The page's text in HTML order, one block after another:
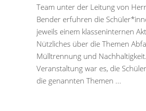
Team unter der Leitung von
Bender erfuhren die
jeweils einem klasseninternen
Nützliches über die Themen
Mülltrennung und
Veranstaltung war es, die
die genannten Themen